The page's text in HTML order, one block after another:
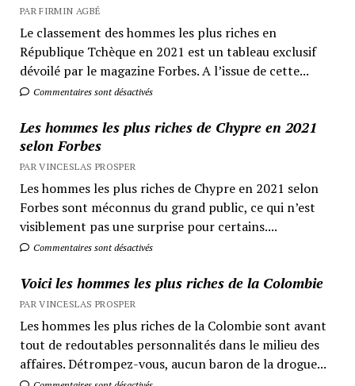
PAR FIRMIN AGBÉ
Le classement des hommes les plus riches en
République Tchèque en 2021 est un tableau exclusif
dévoilé par le magazine Forbes. A l’issue de cette...
Commentaires sont désactivés
Les hommes les plus riches de Chypre en 2021
selon Forbes
PAR VINCESLAS PROSPER
Les hommes les plus riches de Chypre en 2021 selon
Forbes sont méconnus du grand public, ce qui n’est
visiblement pas une surprise pour certains....
Commentaires sont désactivés
Voici les hommes les plus riches de la Colombie
PAR VINCESLAS PROSPER
Les hommes les plus riches de la Colombie sont avant
tout de redoutables personnalités dans le milieu des
affaires. Détrompez-vous, aucun baron de la drogue...